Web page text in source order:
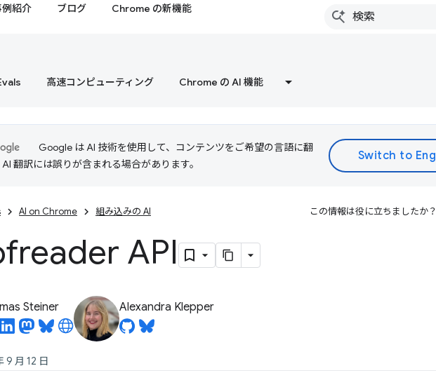
例紹介 ブログ Chrome の新機能
高速コンピューティング Chrome の AI 機能
Google は AI 技術を使用して、コンテンツをご希望の言語に翻
翻訳には誤りが含まれる場合があります。
AI on Chrome 組み込みの AI この情報は役に立ちましたか？
API
Steiner Alexandra Klepper
9 月 12 日